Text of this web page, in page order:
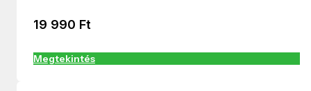
19 990 Ft
Megtekintés